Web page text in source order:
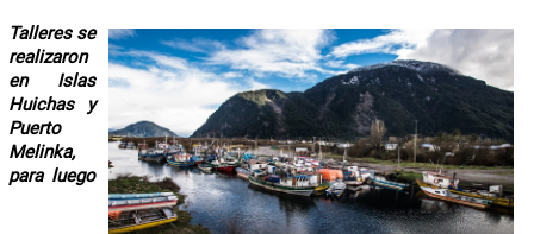
Talleres se
realizaron
en Islas
Huichas y
Puerto
Melinka,
para luego